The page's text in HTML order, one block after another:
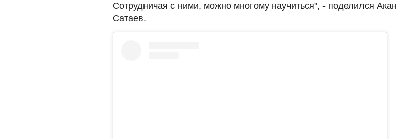
Сотрудничая с ними, можно многому научиться", - поделился Акан
Сатаев.